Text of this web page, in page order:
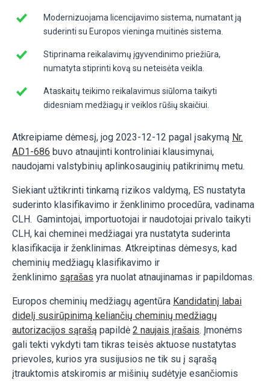
Modernizuojama licencijavimo sistema, numatant ją
suderinti su Europos vieninga muitinės sistema.
Stiprinama reikalavimų įgyvendinimo priežiūra,
numatyta stiprinti kovą su neteisėta veikla.
Ataskaitų teikimo reikalavimus siūloma taikyti
didesniam medžiagų ir veiklos rūšių skaičiui.
Atkreipiame dėmesį, jog 2023-12-12 pagal įsakymą Nr.
AD1-686 buvo atnaujinti kontroliniai klausimynai,
naudojami valstybinių aplinkosauginių patikrinimų metu.
Siekiant užtikrinti tinkamą rizikos valdymą, ES nustatyta
suderinto klasifikavimo ir ženklinimo procedūra, vadinama
CLH. Gamintojai, importuotojai ir naudotojai privalo taikyti
CLH, kai cheminei medžiagai yra nustatyta suderinta
klasifikacija ir ženklinimas. Atkreiptinas dėmesys, kad
cheminių medžiagų klasifikavimo ir
ženklinimo sąrašas yra nuolat atnaujinamas ir papildomas.
Europos cheminių medžiagų agentūra Kandidatinį labai
didelį susirūpinimą keliančių cheminių medžiagų
autorizacijos sąrašą papildė 2 naujais įrašais. Įmonėms
gali tekti vykdyti tam tikras teisės aktuose nustatytas
prievoles, kurios yra susijusios ne tik su į sąrašą
įtrauktomis atskiromis ar mišinių sudėtyje esančiomis